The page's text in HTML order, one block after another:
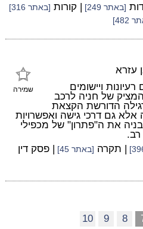
[באתר 249] | קורות [באתר 316]
482]
שמירה
עזרא
ויישומים
של חניה לרכב
הדורשת הקצאת
גם דרכי גישה ואפשרויות
בניה את ה"פתרון" של מכפילי
רב.
| תקרה [באתר 45] | פסק דין
8
9
10